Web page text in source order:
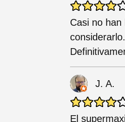
Casi no
J. A.
El